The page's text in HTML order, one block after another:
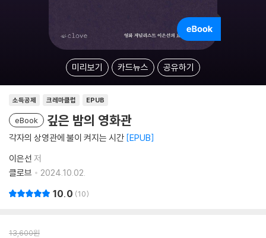
미리보기 카드뉴스 공유하기
소득공제 크레마클럽 EPUB
eBook 깊은 밤의 영화관
각자의 상영관에 불이 켜지는 시간 EPUB
이은선 저
클로브
2024.10.02.
10.0 10
13,600원